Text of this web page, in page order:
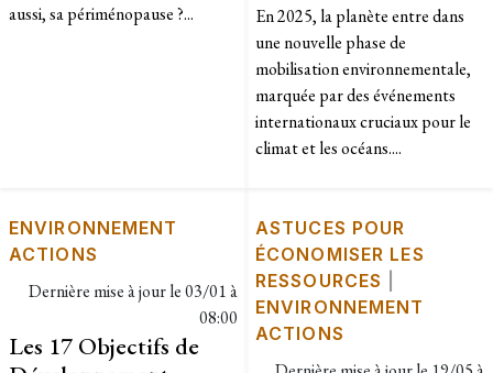
aussi, sa périménopause ?...
En 2025, la planète entre dans
une nouvelle phase de
mobilisation environnementale,
marquée par des événements
internationaux cruciaux pour le
climat et les océans....
ENVIRONNEMENT
ACTIONS
Dernière mise à jour le03/01 à
08:00
Les 17 Objectifs de
ASTUCES POUR
ÉCONOMISER LES
RESSOURCES
ENVIRONNEMENT
ACTIONS